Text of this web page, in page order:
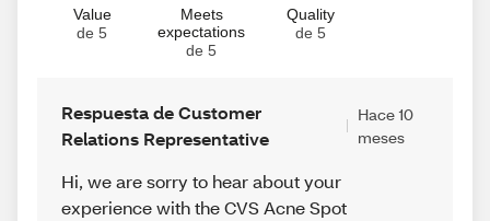
Value
de 5
Meets
expectations
de 5
Quality
de 5
Respuesta de Customer
Relations Representative
Hace 10
meses
Hi, we are sorry to hear about your
experience with the CVS Acne Spot